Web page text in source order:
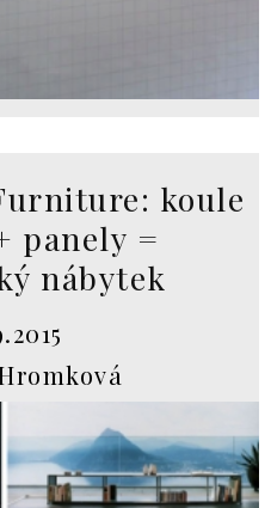
koule
panely =
nábytek